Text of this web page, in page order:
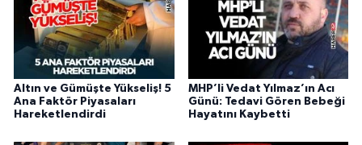
Altın ve Gümüşte Yükseliş! 5
Ana Faktör Piyasaları
Hareketlendirdi
MHP’li Vedat Yılmaz’ın Acı
Günü: Tedavi Gören Bebeği
Hayatını Kaybetti